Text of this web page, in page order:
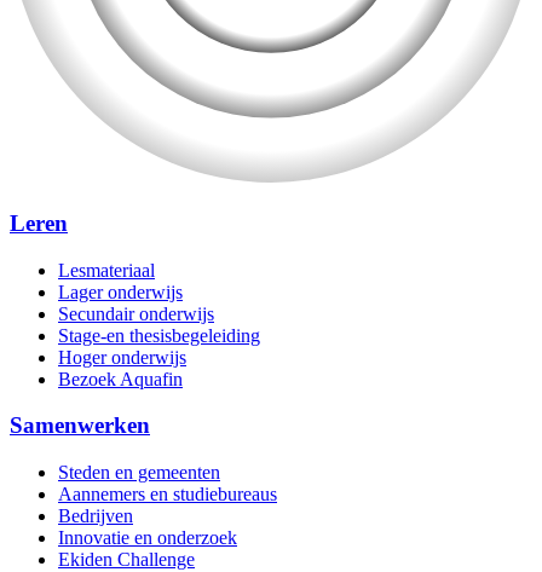
Leren
Lesmateriaal
Lager onderwijs
Secundair onderwijs
Stage-en thesisbegeleiding
Hoger onderwijs
Bezoek Aquafin
Samenwerken
Steden en gemeenten
Aannemers en studiebureaus
Bedrijven
Innovatie en onderzoek
Ekiden Challenge